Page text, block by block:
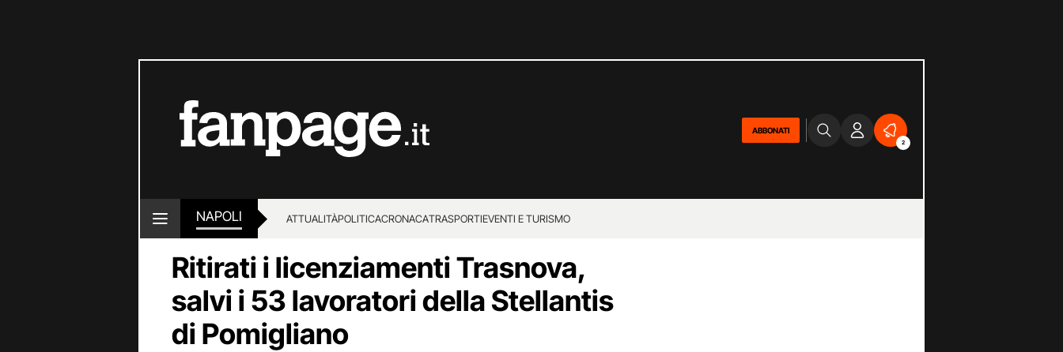
ABBONATI
2
NAPOLI ATTUALITÀPOLITICACRONACATRASPORTIEVENTI E TURISMO
Ritirati i licenziamenti Trasnova,
salvi i 53 lavoratori della Stellantis
di Pomigliano